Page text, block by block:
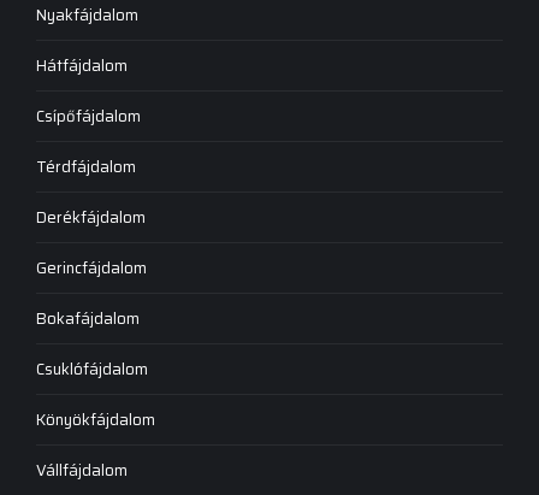
Nyakfájdalom
Hátfájdalom
Csípőfájdalom
Térdfájdalom
Derékfájdalom
Gerincfájdalom
Bokafájdalom
Csuklófájdalom
Könyökfájdalom
Vállfájdalom